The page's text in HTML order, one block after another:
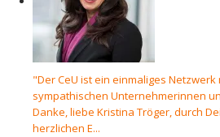
"Der CeU ist ein einmaliges
sympathischen Unternehmerinnen
Danke, liebe Kristina Tröger, durch
herzlichen E...